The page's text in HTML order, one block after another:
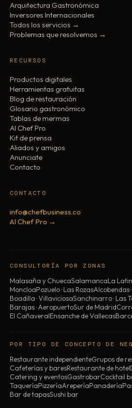
Arquitectura Gastronómica
Inversores Internacionales
Todos los servicios →
Problemas que resolvemos →
RECURSOS
Productos digitales
Herramientas gratuitas
Blog de restauración
Glosario gastronómico
Tablas de mermas
AI Chef Pro
Kit de prensa
Aliados y amigos
Anunciate
Contacto
CONTACTO
info@chefbusiness.co
AI Chef Pro →
CONSULTORÍA POR ZONAS
Malasaña y ChuecaSalamancaLa
MoncloaPozuelo · Las RozasAlcobendas
Boadilla · VillaviciosaSanchinarro · Las
Barajas · AeropuertoSur de Madrid
El CañaveralEnsanche de Vallecas
POR TIPO DE CONCEPTO DE
Restaurante independienteGrupos de
Cafeterías y baresRestaurante de hotel
Catering y eventosGastrobarCocktail
TaqueríaPizzeríaAreperíaPanadería
Bar de tapasSushi bar